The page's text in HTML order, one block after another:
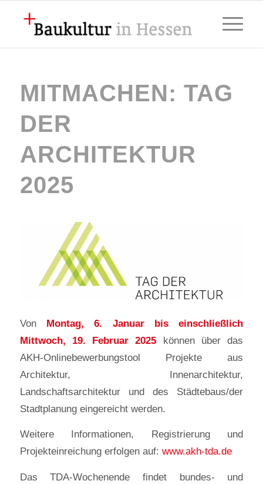
MITMACHEN: TAG
DER
ARCHITEKTUR
2025
Von Montag, 6. Januar bis einschließlich
Mittwoch, 19. Februar 2025 können über das
AKH-Onlinebewerbungstool Projekte aus
Architektur, Innenarchitektur,
Landschaftsarchitektur und des Städtebaus/der
Stadtplanung eingereicht werden.
Weitere Informationen, Registrierung und
Projekteinreichung erfolgen auf: www.akh-tda.de
Das TDA-Wochenende findet bundes- und